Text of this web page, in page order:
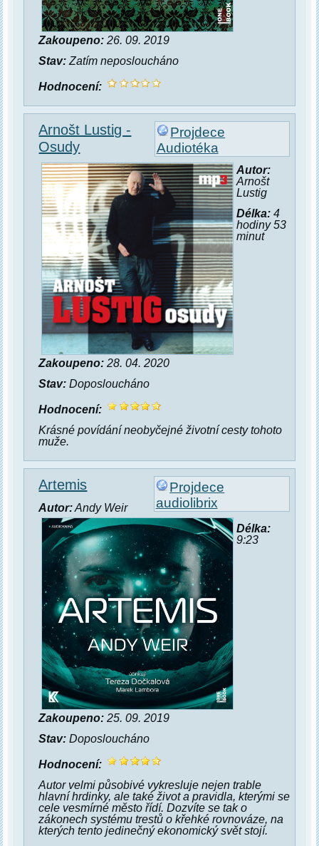
Zakoupeno: 26. 09. 2019
Stav: Zatím neposloucháno
Hodnocení:
Projdece
Audiotéka
Arnošt Lustig -
Osudy
Autor:
Arnošt
Lustig
Délka:4
hodiny 53
minut
Zakoupeno: 28. 04. 2020
Stav: Doposloucháno
Hodnocení:
Krásné povídání neobyčejné životní cesty tohoto
muže.
Projdece
audiolibrix
Artemis
Autor:Andy Weir
Délka:
9:23
Zakoupeno: 25. 09. 2019
Stav: Doposloucháno
Hodnocení:
Autor velmi působivé vykresluje nejen trable
hlavní hrdinky, ale také život a pravidla, kterými se
cele vesmírné město řídí. Dozvíte se tak o
zákonech systému trestů o křehké rovnováze, na
kterých tento jedinečný ekonomický svět stojí.